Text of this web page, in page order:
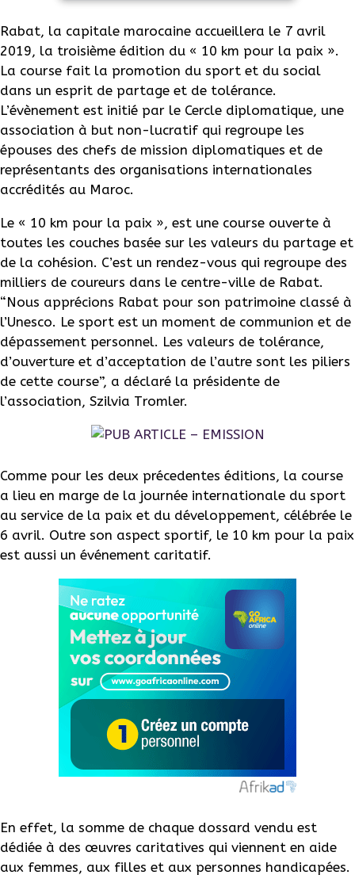
Rabat, la capitale marocaine accueillera le 7 avril
2019, la troisième édition du « 10 km pour la paix ».
La course fait la promotion du sport et du social
dans un esprit de partage et de tolérance.
L’évènement est initié par le Cercle diplomatique, une
association à but non-lucratif qui regroupe les
épouses des chefs de mission diplomatiques et de
représentants des organisations internationales
accrédités au Maroc.
Le « 10 km pour la paix », est une course ouverte à
toutes les couches basée sur les valeurs du partage et
de la cohésion. C’est un rendez-vous qui regroupe des
milliers de coureurs dans le centre-ville de Rabat.
“Nous apprécions Rabat pour son patrimoine classé à
l’Unesco. Le sport est un moment de communion et de
dépassement personnel. Les valeurs de tolérance,
d’ouverture et d’acceptation de l’autre sont les piliers
de cette course”, a déclaré la présidente de
l’association, Szilvia Tromler.
Comme pour les deux précedentes éditions, la course
a lieu en marge de la journée internationale du sport
au service de la paix et du développement, célébrée le
6 avril. Outre son aspect sportif, le 10 km pour la paix
est aussi un événement caritatif.
En effet, la somme de chaque dossard vendu est
dédiée à des œuvres caritatives qui viennent en aide
aux femmes, aux filles et aux personnes handicapées.